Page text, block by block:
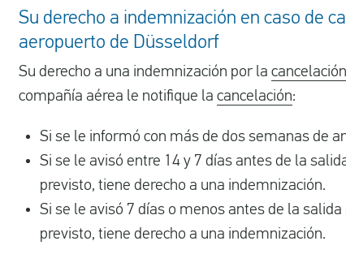
Su derecho a indemnización en caso de
aeropuerto de Düsseldorf
Su derecho a una indemnización por la
compañía aérea le notifique la cancelación:
Si se le informó con más de dos semanas de
Si se le avisó entre 14 y 7 días antes de la
previsto, tiene derecho a una indemnización.
Si se le avisó 7 días o menos antes de la
previsto, tiene derecho a una indemnización.